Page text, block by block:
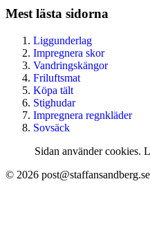
Mest lästa sidorna
Liggunderlag
Impregnera skor
Vandringskängor
Friluftsmat
Köpa tält
Stighudar
Impregnera regnkläder
Sovsäck
Sidan använder cookies.
© 2026 post@staffansandberg.se